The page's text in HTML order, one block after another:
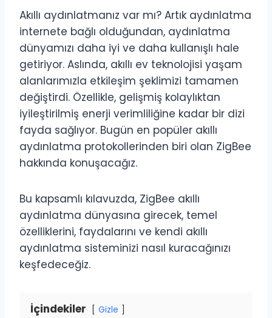
Akıllı aydınlatmanız var mı? Artık aydınlatma
internete bağlı olduğundan, aydınlatma
dünyamızı daha iyi ve daha kullanışlı hale
getiriyor. Aslında, akıllı ev teknolojisi yaşam
alanlarımızla etkileşim şeklimizi tamamen
değiştirdi. Özellikle, gelişmiş kolaylıktan
iyileştirilmiş enerji verimliliğine kadar bir dizi
fayda sağlıyor. Bugün en popüler akıllı
aydınlatma protokollerinden biri olan ZigBee
hakkında konuşacağız.
Bu kapsamlı kılavuzda, ZigBee akıllı
aydınlatma dünyasına girecek, temel
özelliklerini, faydalarını ve kendi akıllı
aydınlatma sisteminizi nasıl kuracağınızı
keşfedeceğiz.
İçindekiler Gizle